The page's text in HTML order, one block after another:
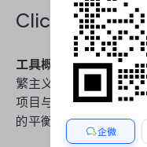
ClickUp
工具概况
：ClickUp 是
繁主义工作平台，试图
项目与流程工具。其功
的平衡上对管理者提出
企微